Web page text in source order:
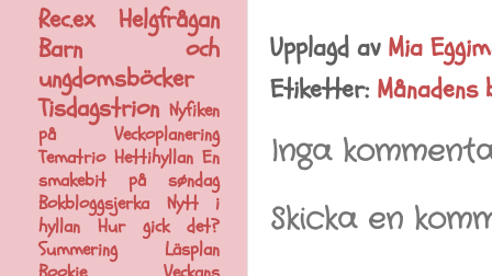
Upplagd av Mia
Etiketter:
Inga
Skicka en
Rec.ex Helgfrågan
Barn och
ungdomsböcker
Tisdagstrion Nyfiken
på Veckoplanering
Tematrio Hettihyllan En
smakebit på søndag
Bokbloggsjerka Nytt i
hyllan Hur gick det?
Summering Läsplan